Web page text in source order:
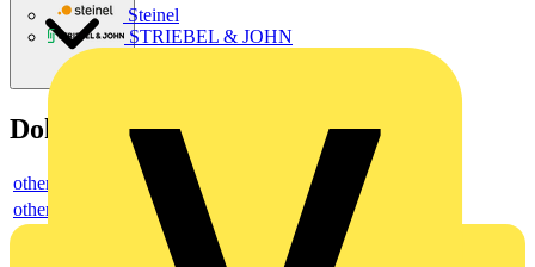
Steinel
STRIEBEL & JOHN
Dokumente
others
others